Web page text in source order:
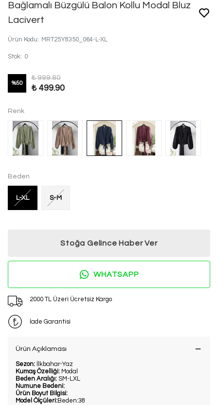
Bağlamalı Büzgülü Balon Kollu Modal Bluz
Lacivert
Ürün Kodu: MRT25Y8350_064-L-XL
Stok: 0
%50
₺ 999.80
₺ 499.90
Renk
Beden
L-XL S-M
Stoğa Gelince Haber Ver
WHATSAPP
2000 TL Üzeri Ücretsiz Kargo
İade Garantisi
Ürün Açıklaması
Sezon: İlkbahar-Yaz
Kumaş Özelliği: Modal
Beden Aralığı: SM-LXL
Numune Bedeni:
Ürün Boyut Bilgisi:
Model Ölçüleri:Beden:38